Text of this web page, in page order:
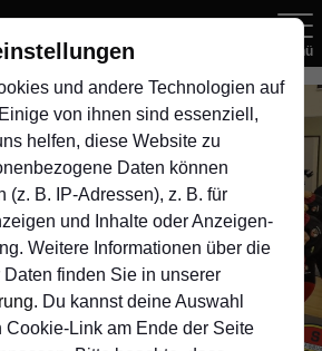
und andere Technologien auf
von ihnen sind essenziell,
helfen, diese Website zu
Daten können
(z. B. IP-Adressen), z. B. für
und Inhalte oder Anzeigen-
Weitere Informationen über die
finden Sie in unserer
. Du kannst deine Auswahl
Cookie-Link am Ende der Seite
Menü